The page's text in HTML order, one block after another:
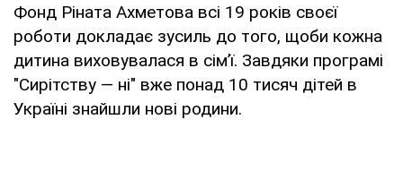
Фонд Ріната Ахметова всі 19 років своєї
роботи докладає зусиль до того, щоби кожна
дитина виховувалася в сім’ї. Завдяки програмі
"Сирітству — ні" вже понад 10 тисяч дітей в
Україні знайшли нові родини.